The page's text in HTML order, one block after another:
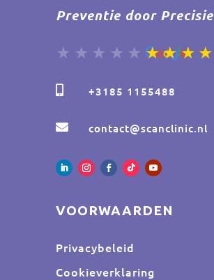
Preventie door Precisie
+3185 1155488
 contact@scanclinic.nl
VOORWAARDEN
Privacybeleid
Cookieverklaring